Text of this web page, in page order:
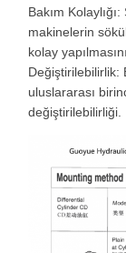
Bakım
makinelerin
kolay
Değiştirilebilirlik:
uluslararası
değiştirilebilirliği.